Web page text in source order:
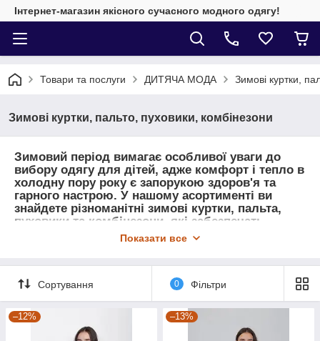
Інтернет-магазин якісного сучасного модного одягу!
Товари та послуги ДИТЯЧА МОДА Зимові куртки,
Зимові куртки, пальто, пуховики, комбінезони
Зимовий період вимагає особливої уваги до
вибору одягу для дітей, адже комфорт і тепло в
холодну пору року є запорукою здоров'я та
гарного настрою. У нашому асортименті ви
знайдете різноманітні зимові куртки, пальта,
пуховики та комбінезони, які забезпечать
максимальний захист від морозу, вітру та снігу.
Показати все
Сортування 0 Фільтри
–12% –13%